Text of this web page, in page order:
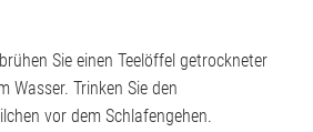
Sie einen Teelöffel getrockneter
Wasser. Trinken Sie den
vor dem Schlafengehen.